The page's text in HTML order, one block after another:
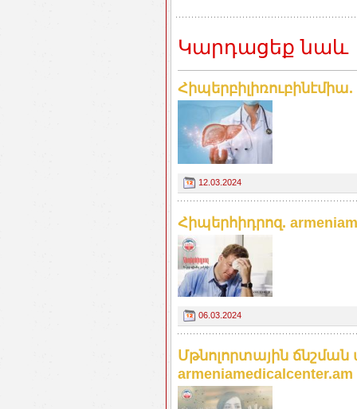
Կարդացեք նաև
Հիպերբիլիռուբինէմիա.
12.03.2024
Հիպերհիդրոզ.
06.03.2024
Մթնոլորտային ճնշման
armeniamedicalcenter.am